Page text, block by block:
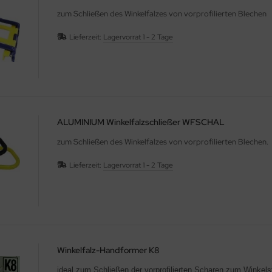
zum Schließen des Winkelfalzes von vorprofilierten Blechen
Lieferzeit: Lagervorrat 1 - 2 Tage
ALUMINIUM Winkelfalzschließer WFSCHAL
zum Schließen des Winkelfalzes von vorprofilierten Blechen.
Lieferzeit: Lagervorrat 1 - 2 Tage
Winkelfalz-Handformer K8
ideal zum Schließen der vorprofilierten Scharen zum